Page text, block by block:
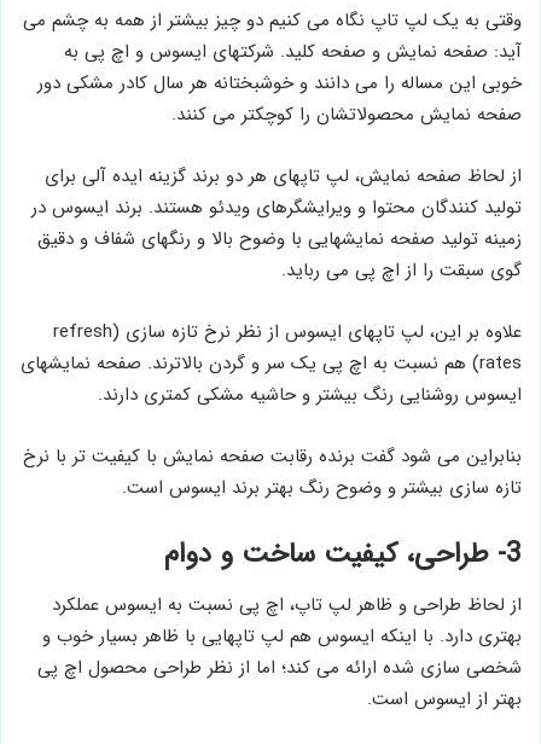
وقتی به یک لپ تاپ نگاه می کنیم دو چیز بیشتر از همه به چشم می
آید: صفحه نمایش و صفحه کلید. شرکتهای ایسوس و اچ پی به
خوبی این مساله را می دانند و خوشبختانه هر سال کادر مشکی دور
صفحه نمایش محصولاتشان را کوچکتر می کنند.
از لحاظ صفحه نمایش، لپ تاپهای هر دو برند گزینه ایده آلی برای
تولید کنندگان محتوا و ویرایشگرهای ویدئو هستند. برند ایسوس در
زمینه تولید صفحه نمایشهایی با وضوح بالا و رنگهای شفاف و دقیق
گوی سبقت را از اچ پی می رباید.
علاوه بر این، لپ تاپهای ایسوس از نظر نرخ تازه سازی (refresh
rates) هم نسبت به اچ پی یک سر و گردن بالاترند. صفحه نمایشهای
ایسوس روشنایی رنگ بیشتر و حاشیه مشکی کمتری دارند.
بنابراین می شود گفت برنده رقابت صفحه نمایش با کیفیت تر با نرخ
تازه سازی بیشتر و وضوح رنگ بهتر برند ایسوس است.
3- طراحی، کیفیت ساخت و دوام
از لحاظ طراحی و ظاهر لپ تاپ، اچ پی نسبت به ایسوس عملکرد
بهتری دارد. با اینکه ایسوس هم لپ تاپهایی با ظاهر بسیار خوب و
شخصی سازی شده ارائه می کند؛ اما از نظر طراحی محصول اچ پی
بهتر از ایسوس است.